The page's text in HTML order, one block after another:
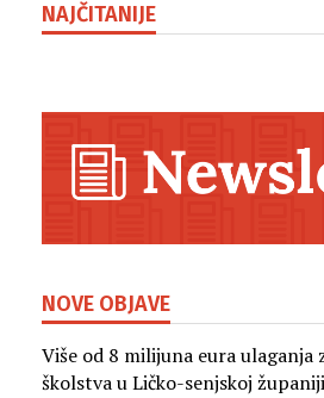
NAJČITANIJE
NOVE OBJAVE
Više od 8 milijuna eura ulaganja
školstva u Ličko-senjskoj županiji